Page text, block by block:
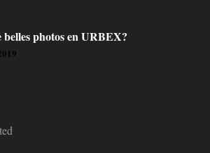
belles photos en URBEX?